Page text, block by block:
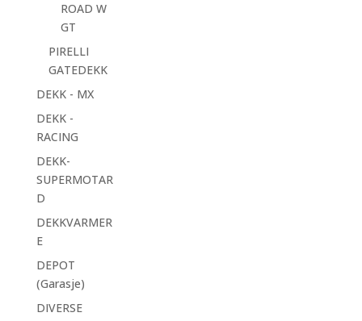
ROAD W
GT
PIRELLI
GATEDEKK
DEKK - MX
DEKK -
RACING
DEKK-
SUPERMOTAR
D
DEKKVARMER
E
DEPOT
(Garasje)
DIVERSE